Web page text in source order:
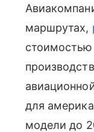
маршрутах,
стоимостью
для
модели до